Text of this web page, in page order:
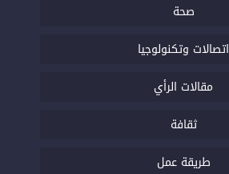
صحة
اتصالات وتكنولوجيا
مقالات الرأي
ثقافة
طريقة عمل